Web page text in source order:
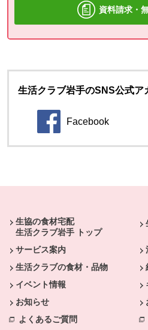
資料請求・
生活クラブ岩手のSNS公式ア
Facebook
生協の食材宅配
生活クラブ岩手 トップ
サービス案内
生活クラブの食材・品物
イベント情報
お知らせ
よくあるご質問